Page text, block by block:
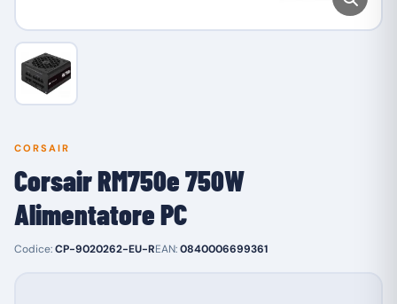
CORSAIR
Corsair RM750e 750W
Alimentatore PC
Codice:CP-9020262-EU-REAN:0840006699361